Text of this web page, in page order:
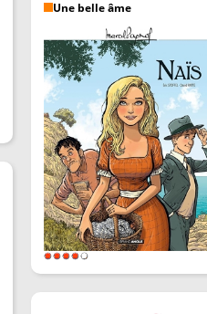
Une belle âme